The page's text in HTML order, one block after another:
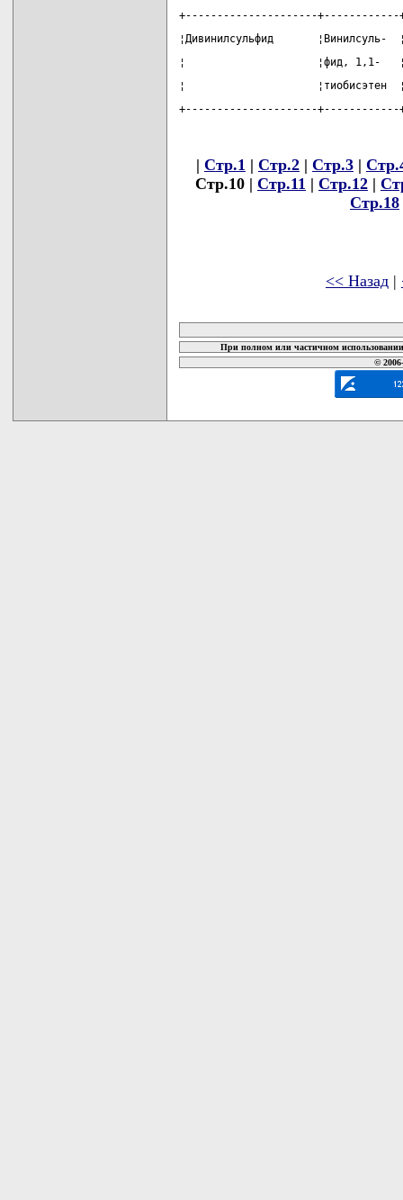
+---------------------+------------
¦Дивинилсульфид
¦                     ¦фид, 1,1-
¦
+---------------------+------------
| Стр.1 | Стр.2 | Стр.3 |
Стр.10 | Стр.11 | Стр.12 |
Стр.18
<< Назад |
При полном или частичном
©